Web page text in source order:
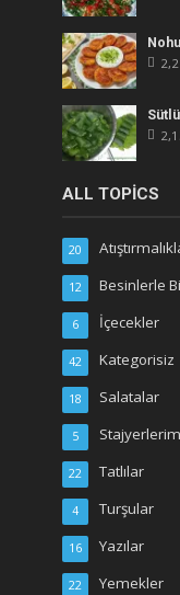
ALL TOPICS
20
Besinlerle
12
İçecekler
6
Kategorisiz
42
Salatalar
18
5
Tatlılar
22
Turşular
4
Yazılar
16
Yemekler
22